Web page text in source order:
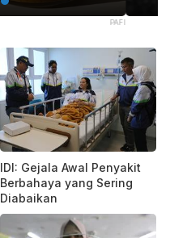
123RF.COM/BELCHONOK
IDI: Gejala Awal Penyakit
Berbahaya yang Sering
Diabaikan